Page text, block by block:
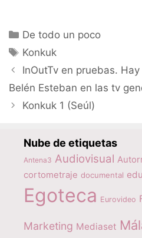
Categorías
De todo un poco
Etiquetas
Konkuk
InOutTv en pruebas.
Belén Esteban en las tv
Konkuk 1 (Seúl)
Nube de etiquetas
Antena3 Audiovisual
cortometraje documental
Egoteca Eurovideo
Marketing Mediaset